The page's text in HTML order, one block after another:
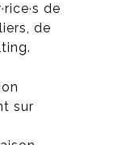
de
de
sur